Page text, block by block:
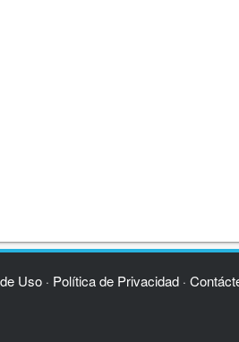
Uso· Política de Privacidad·